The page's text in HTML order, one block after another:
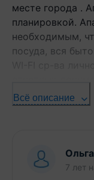
месте города .
планировкой.
необходимым,
посуда, вся
Всё описание
Ольга
7 лет